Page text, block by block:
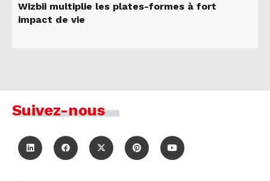
Wizbii multiplie les plates-formes à fort
impact de vie
Suivez-nous